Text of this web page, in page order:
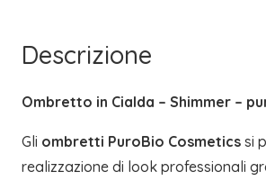
Descrizione
Ombretto in Cialda – Shimmer –
Gli ombretti PuroBio Cosmetics si
realizzazione di look professionali